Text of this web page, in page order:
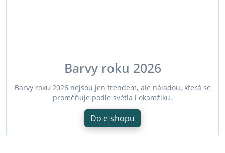
Barvy roku 2026
Barvy roku 2026 nejsou jen trendem, ale náladou, která se
proměňuje podle světla i okamžiku.
Do e-shopu